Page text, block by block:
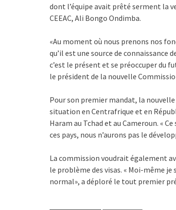
dont l’équipe avait prêté serment la
CEEAC, Ali Bongo Ondimba.
«Au moment où nous prenons nos
qu’il est une source de connaissance
c’est le présent et se préoccuper du
le président de la nouvelle
Pour son premier mandat, la
situation en Centrafrique et en
Haram au Tchad et au Cameroun. «
ces pays, nous n’aurons pas le
La commission voudrait également
le problème des visas. « Moi-même je
normal», a déploré le tout premier